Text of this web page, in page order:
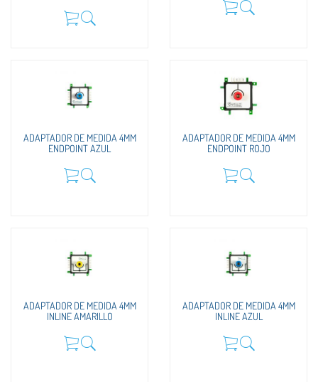
ADAPTADOR DE MEDIDA 4MM
ENDPOINT AZUL
ADAPTADOR DE MEDIDA 4MM
ENDPOINT ROJO
ADAPTADOR DE MEDIDA 4MM
INLINE AMARILLO
ADAPTADOR DE MEDIDA 4MM
INLINE AZUL